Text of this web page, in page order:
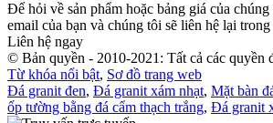
Để hỏi về sản phẩm hoặc bảng giá của
email của bạn và chúng tôi sẽ liên hệ lại
Liên hệ ngay
© Bản quyền - 2010-2021: Tất cả các quyền
Từ khóa nổi bật, Sơ đồ trang web
Đá granit đen, Đá granit xám nhạt, Mặt bàn
ốp tường bằng đá cẩm thạch trắng, Đá granit